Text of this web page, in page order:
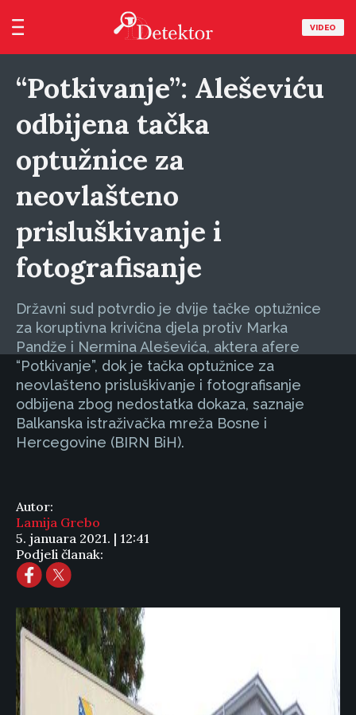
VIDEO
“Potkivanje”: Aleševiću
odbijena tačka
optužnice za
neovlašteno
prisluškivanje i
fotografisanje
Državni sud potvrdio je dvije tačke optužnice
za koruptivna krivična djela protiv Marka
Pandže i Nermina Aleševića, aktera afere
“Potkivanje”, dok je tačka optužnice za
neovlašteno prisluškivanje i fotografisanje
odbijena zbog nedostatka dokaza, saznaje
Balkanska istraživačka mreža Bosne i
Hercegovine (BIRN BiH).
Autor:
Lamija Grebo
5. januara 2021. | 12:41
Podjeli članak: